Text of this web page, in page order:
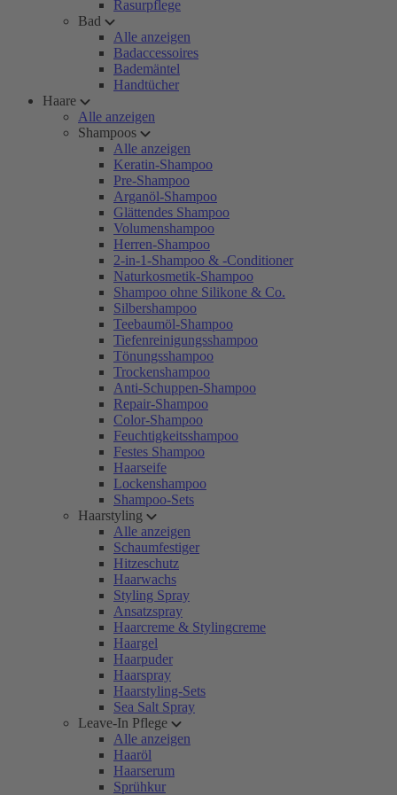
Rasurpflege
Bad
Alle anzeigen
Badaccessoires
Bademäntel
Handtücher
Haare
Alle anzeigen
Shampoos
Alle anzeigen
Keratin-Shampoo
Pre-Shampoo
Arganöl-Shampoo
Glättendes Shampoo
Volumenshampoo
Herren-Shampoo
2-in-1-Shampoo & -Conditioner
Naturkosmetik-Shampoo
Shampoo ohne Silikone & Co.
Silbershampoo
Teebaumöl-Shampoo
Tiefenreinigungsshampoo
Tönungsshampoo
Trockenshampoo
Anti-Schuppen-Shampoo
Repair-Shampoo
Color-Shampoo
Feuchtigkeitsshampoo
Festes Shampoo
Haarseife
Lockenshampoo
Shampoo-Sets
Haarstyling
Alle anzeigen
Schaumfestiger
Hitzeschutz
Haarwachs
Styling Spray
Ansatzspray
Haarcreme & Stylingcreme
Haargel
Haarpuder
Haarspray
Haarstyling-Sets
Sea Salt Spray
Leave-In Pflege
Alle anzeigen
Haaröl
Haarserum
Sprühkur